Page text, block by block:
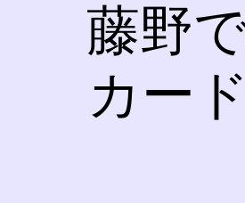
藤野
カー